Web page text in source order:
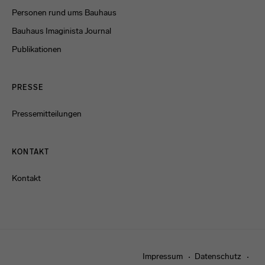
Personen rund ums Bauhaus
Bauhaus Imaginista Journal
Publikationen
PRESSE
Pressemitteilungen
KONTAKT
Kontakt
Impressum Datenschutz